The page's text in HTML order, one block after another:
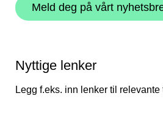
Meld deg på vårt
Nyttige lenker
Legg f.eks. inn lenker til relevante